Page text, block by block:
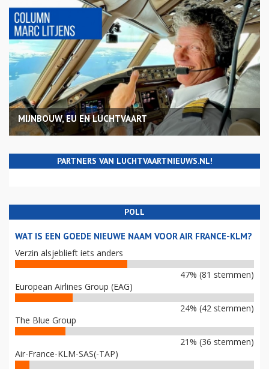
MIJNBOUW, EU EN LUCHTVAART
PARTNERS VAN LUCHTVAARTNIEUWS.NL!
POLL
WAT IS EEN GOEDE NIEUWE NAAM VOOR AIR FRANCE-KLM?
Verzin alsjeblieft iets anders
47% (81 stemmen)
European Airlines Group (EAG)
24% (42 stemmen)
The Blue Group
21% (36 stemmen)
Air-France-KLM-SAS(-TAP)